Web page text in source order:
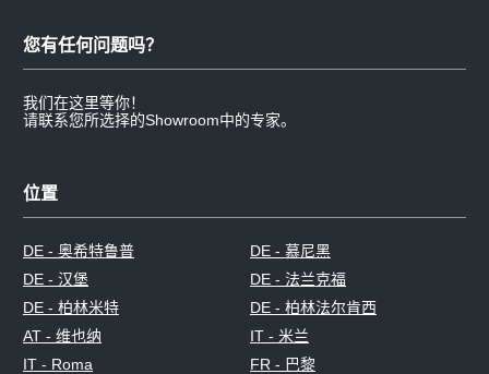
您有任何问题吗？
我们在这里等你！
请联系您所选择的Showroom中的专家。
位置
DE - 奥希特鲁普
DE - 慕尼黑
DE - 汉堡
DE - 法兰克福
DE - 柏林米特
DE - 柏林法尔肯西
AT - 维也纳
IT - 米兰
IT - Roma
FR - 巴黎